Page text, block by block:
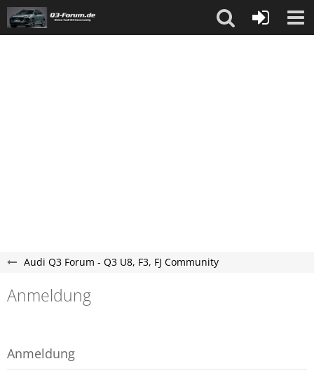
Audi Q3 Forum - Q3 U8, F3, FJ Community
Anmeldung
Anmeldung